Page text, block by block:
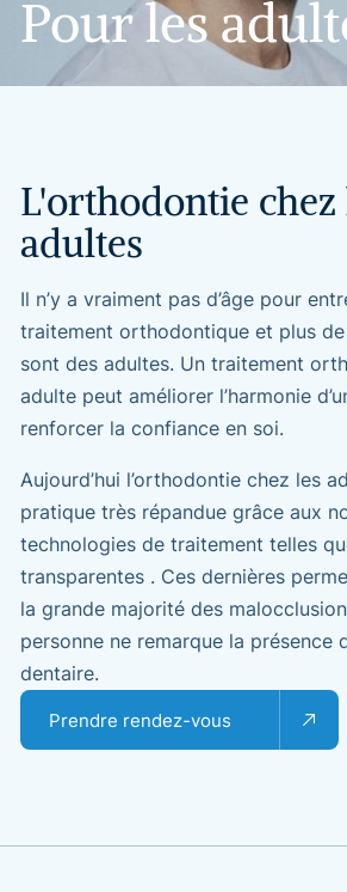
Pourles
L'orthodontie chez
adultes
Il n’y a vraiment pas d’âge pour
traitement orthodontique et plus
sont des adultes. Un traitement
adulte peut améliorer l’harmonie
renforcer la confiance en soi.
Aujourd’hui l’orthodontie chez les
pratique très répandue grâce aux
technologies de traitement telles
transparentes . Ces dernières
la grande majorité des
personne ne remarque la présence
dentaire.
Prendre rendez-vous